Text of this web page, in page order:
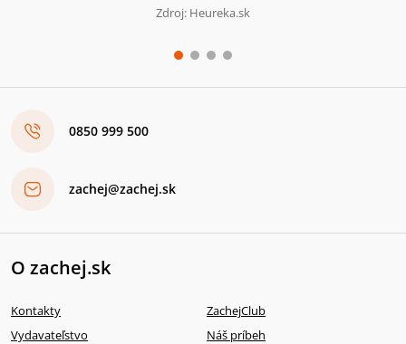
Zdroj: Heureka.sk
0850 999 500
zachej@zachej.sk
O zachej.sk
Kontakty
ZachejClub
Vydavateľstvo
Náš príbeh